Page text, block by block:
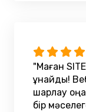
"Маған
ұнайды!
шарлау
бір